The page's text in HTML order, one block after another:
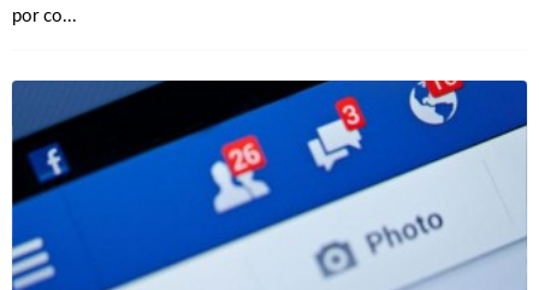
por co...